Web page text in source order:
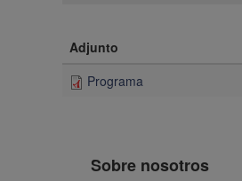
Adjunto
Programa
Sobre nosotros